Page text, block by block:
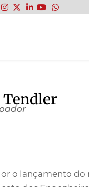
Tendler
o lançamento